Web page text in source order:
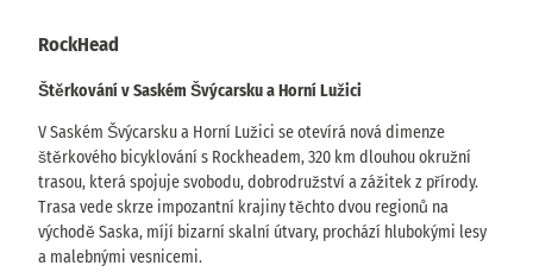
RockHead
Štěrkování v Saském Švýcarsku a Horní Lužici
V Saském Švýcarsku a Horní Lužici se otevírá nová dimenze
štěrkového bicyklování s Rockheadem, 320 km dlouhou okružní
trasou, která spojuje svobodu, dobrodružství a zážitek z přírody.
Trasa vede skrze impozantní krajiny těchto dvou regionů na
východě Saska, míjí bizarní skalní útvary, prochází hlubokými lesy
a malebnými vesnicemi.